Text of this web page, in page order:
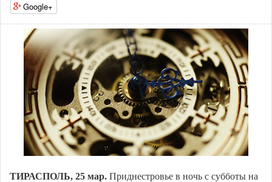
Google+
ТИРАСПОЛЬ, 25 мар. Приднестровье в ночь с субботы на